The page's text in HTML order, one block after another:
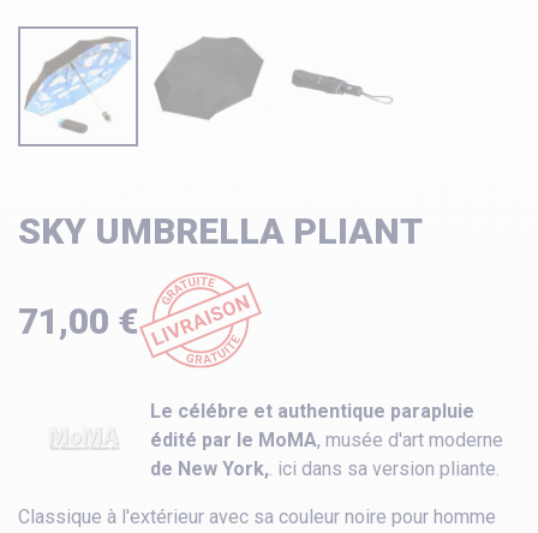
SKY UMBRELLA PLIANT
71,00 €
Le célébre et authentique parapluie
édité par le MoMA, musée d'art moderne
de New York,. ici dans sa version pliante.
Classique à l'extérieur avec sa couleur noire pour homme